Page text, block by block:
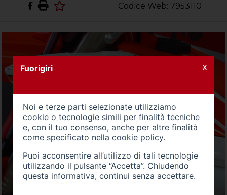
Codice Web: 7953110
Fuorigiri
Noi e terze parti selezionate utilizziamo
cookie o tecnologie simili per finalità tecniche
e, con il tuo consenso, anche per altre finalità
come specificato nella cookie policy.
Puoi acconsentire all’utilizzo di tali tecnologie
utilizzando il pulsante “Accetta”. Chiudendo
questa informativa, continui senza accettare.
X